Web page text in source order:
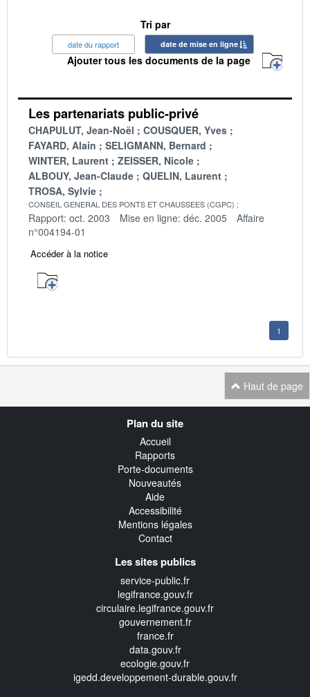
Tri par
date du rapport date de mise en ligne
Ajouter tous les documents de la page
Les partenariats public-privé
CHAPULUT, Jean-Noël
COUSQUER, Yves
FAYARD, Alain
SELIGMANN, Bernard
WINTER, Laurent
ZEISSER, Nicole
ALBOUY, Jean-Claude
QUELIN, Laurent
TROSA, Sylvie
CONSEIL GENERAL DES PONTS ET CHAUSSEES (CGPC)
Rapport: oct. 2003 Mise en ligne: déc. 2005
Affaire
n°004194-01
Accéder à la notice
1
Haut de page
Plan du site
Accueil
Rapports
Porte-documents
Nouveautés
Aide
Accessibilité
Mentions légales
Contact
Les sites publics
service-public.fr
legifrance.gouv.fr
circulaire.legifrance.gouv.fr
gouvernement.fr
france.fr
data.gouv.fr
ecologie.gouv.fr
igedd.developpement-durable.gouv.fr